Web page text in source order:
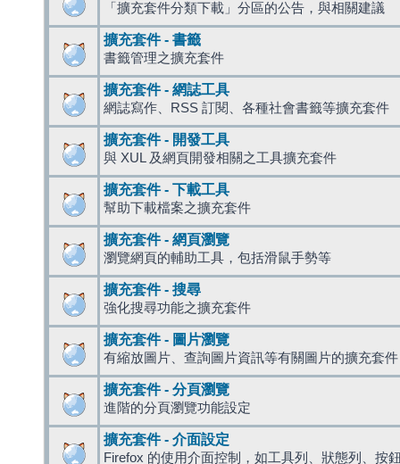
「擴充套件分類下載」分區的公告，與相關建議
擴充套件 - 書籤
書籤管理之擴充套件
擴充套件 - 網誌工具
網誌寫作、RSS 訂閱、各種社會書籤等擴充套件
擴充套件 - 開發工具
與 XUL 及網頁開發相關之工具擴充套件
擴充套件 - 下載工具
幫助下載檔案之擴充套件
擴充套件 - 網頁瀏覽
瀏覽網頁的輔助工具，包括滑鼠手勢等
擴充套件 - 搜尋
強化搜尋功能之擴充套件
擴充套件 - 圖片瀏覽
有縮放圖片、查詢圖片資訊等有關圖片的擴充套件
擴充套件 - 分頁瀏覽
進階的分頁瀏覽功能設定
擴充套件 - 介面設定
Firefox 的使用介面控制，如工具列、狀態列、按